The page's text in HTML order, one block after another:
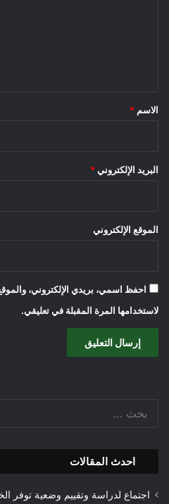
*
الاسم *
البريد الإلكتروني *
الموقع الإلكتروني
احفظ اسمي، بريدي الإلكتروني،
لاستخدامها المرة المقبلة في تعليقي.
احدث المقالات
اجتماع لدراسة وتقييم وضعية توفر